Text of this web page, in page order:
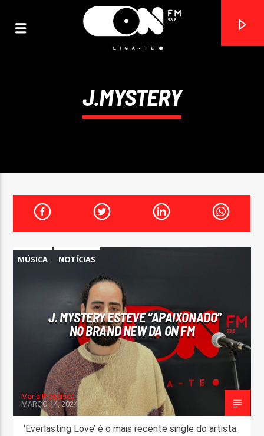
ON FM
LIGA-TE
ON FM
J.MYSTERY
MÚSICA NOTÍCIAS
J. MYSTERY ESTEVE “APAIXONADO”
NO BRAND NEW DA ON FM
Maria Francisca
MARÇO 14, 2024
‘Everlasting Love’ é o mais recente single do artista.